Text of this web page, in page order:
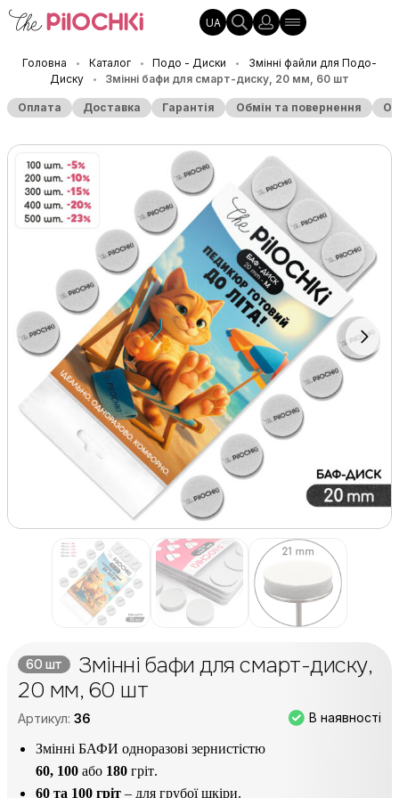
UA
Головна • Каталог • Подо - Диски •
Змінні файли для Подо-
Диску
• Змінні бафи для смарт-диску, 20 мм, 60 шт
Оплата Доставка Гарантія Обмін та повернення
60 шт
Змінні бафи для смарт-диску,
20 мм, 60 шт
Артикул: 36 В наявності
Змінні БАФИ одноразові зернистістю
60, 100 або 180 гріт.
60 та 100 гріт – для грубої шкіри.